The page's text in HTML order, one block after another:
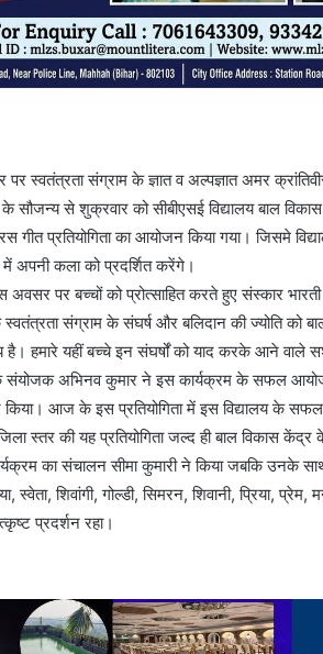
स्वतंत्रता संग्राम के ज्ञात व अल्पज्ञात अमर
से शुक्रवार को सीबीएसई विद्यालय बाल
गीत प्रतियोगिता का आयोजन किया गया। जिसमे
में अपनी कला को प्रदर्शित करेंगे।
इस अवसर पर बच्चों को प्रोत्साहित करते हुए संस्कार
संग्राम के संघर्ष और बलिदान की ज्योति को
है। हमारे यहीं बच्चे इन संघर्षों को याद करके आने वाले
संयोजक अभिनव कुमार ने इस कार्यक्रम के सफल
आज के इस प्रतियोगिता में इस विद्यालय के सफल
स्तर की यह प्रतियोगिता जल्द ही बाल विकास
का संचालन सीमा कुमारी ने किया जबकि उनके
स्वेता, शिवांगी, गोल्डी, सिमरन, शिवानी, प्रिया,
प्रदर्शन रहा।